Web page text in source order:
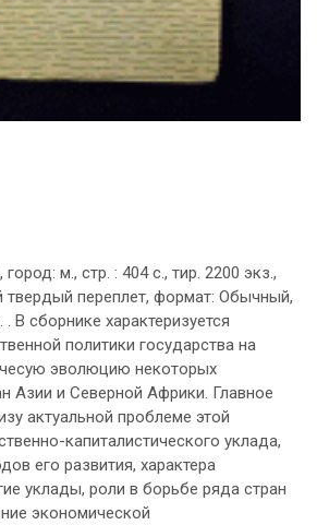
м., стр. : 404 с., тир. 2200 экз.,
переплет, формат: Обычный,
В сборнике характеризуется
политики государства на
эволюцию некоторых
Азии и Северной Африки. Главное
актуальной проблеме этой
капиталистического уклада,
его развития, характера
уклады, роли в борьбе ряда стран
экономической